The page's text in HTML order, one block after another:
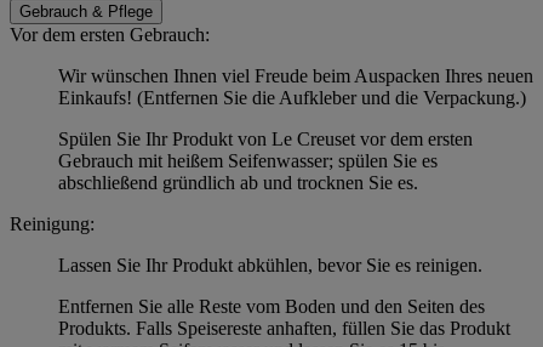
Gebrauch & Pflege
Vor dem ersten Gebrauch:
Wir wünschen Ihnen viel Freude beim Auspacken Ihres neuen
Einkaufs! (Entfernen Sie die Aufkleber und die Verpackung.)
Spülen Sie Ihr Produkt von Le Creuset vor dem ersten
Gebrauch mit heißem Seifenwasser; spülen Sie es
abschließend gründlich ab und trocknen Sie es.
Reinigung:
Lassen Sie Ihr Produkt abkühlen, bevor Sie es reinigen.
Entfernen Sie alle Reste vom Boden und den Seiten des
Produkts. Falls Speisereste anhaften, füllen Sie das Produkt